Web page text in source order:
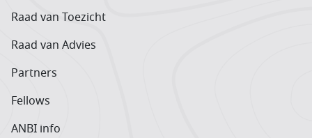
Raad van Toezicht
Raad van Advies
Partners
Fellows
ANBI info